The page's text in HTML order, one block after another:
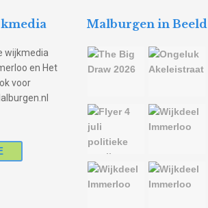
wijkmedia
en Het
voor
Malburgen in Beeld